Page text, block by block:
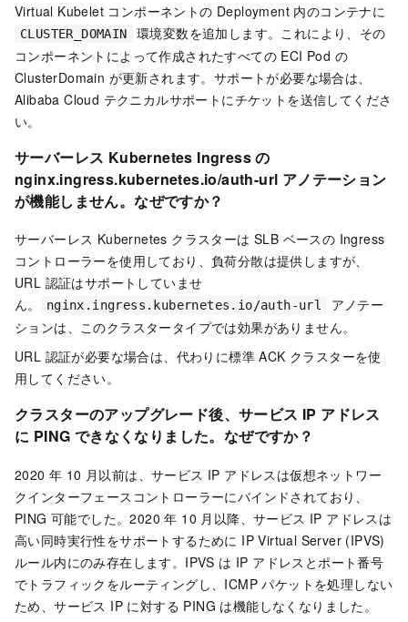
Virtual Kubelet コンポーネントの Deployment 内のコンテナに
CLUSTER_DOMAIN
環境変数を追加します。これにより、その
コンポーネントによって作成されたすべての ECI Pod の
ClusterDomain が更新されます。サポートが必要な場合は、
Alibaba Cloud テクニカルサポートにチケットを送信してくださ
い。
サーバーレス Kubernetes Ingress の
nginx.ingress.kubernetes.io/auth-url アノテーション
が機能しません。なぜですか？
サーバーレス Kubernetes クラスターは SLB ベースの Ingress
コントローラーを使用しており、負荷分散は提供しますが、
URL 認証はサポートしていませ
ん。
nginx.ingress.kubernetes.io/auth-url
アノテー
ションは、このクラスタータイプでは効果がありません。
URL 認証が必要な場合は、代わりに標準 ACK クラスターを使
用してください。
クラスターのアップグレード後、サービス IP アドレス
に PING できなくなりました。なぜですか？
2020 年 10 月以前は、サービス IP アドレスは仮想ネットワー
クインターフェースコントローラーにバインドされており、
PING 可能でした。2020 年 10 月以降、サービス IP アドレスは
高い同時実行性をサポートするために IP Virtual Server (IPVS)
ルール内にのみ存在します。IPVS は IP アドレスとポート番号
でトラフィックをルーティングし、ICMP パケットを処理しない
ため、サービス IP に対する PING は機能しなくなりました。